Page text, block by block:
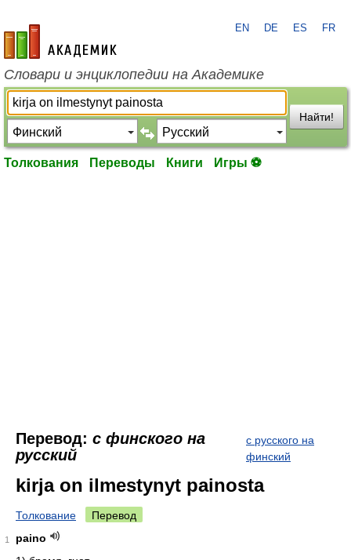
academic.ru
EN DE ES FR
Словари и энциклопедии на Академике
Найти!
Толкования Переводы Книги Игры ⚽
Перевод: с финского на
русский
с русского на
финский
kirja on ilmestynyt painosta
Толкование Перевод
1
paino